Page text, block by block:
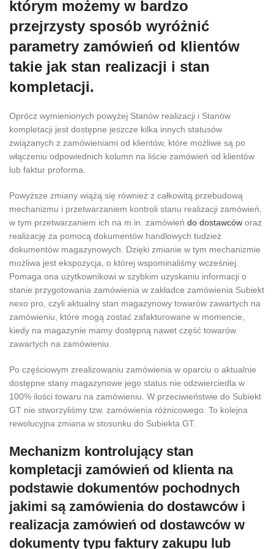
którym możemy w bardzo
przejrzysty sposób wyróżnić
parametry zamówień od klientów
takie jak stan realizacji i stan
kompletacji.
Oprócz wymienionych powyżej Stanów realizacji i Stanów
kompletacji jest dostępne jeszcze kilka innych statusów
związanych z zamówieniami od klientów, które możliwe są po
włączeniu odpowiednich kolumn na liście zamówień od klientów
lub faktur proforma.
Powyższe zmiany wiążą się również z całkowitą przebudową
mechanizmu i przetwarzaniem kontroli stanu realizacji zamówień,
w tym przetwarzaniem ich na m.in. zamówień do dostawców oraz
realizację za pomocą dokumentów handlowych tudzież
dokumentów magazynowych. Dzięki zmianie w tym mechanizmie
możliwa jest ekspozycja, o której wspominaliśmy wcześniej.
Pomaga ona użytkownikowi w szybkim uzyskaniu informacji o
stanie przygotowania zamówienia w zakładce zamówienia Subiekt
nexo pro, czyli aktualny stan magazynowy towarów zawartych na
zamówieniu, które mogą zostać zafakturowane w momencie,
kiedy na magazynie mamy dostępną nawet część towarów
zawartych na zamówieniu.
Po częściowym zrealizowaniu zamówienia w oparciu o aktualnie
dostępne stany magazynowe jego status nie odzwierciedla w
100% ilości towaru na zamówieniu. W przeciwieństwie do Subiekt
GT nie stworzyliśmy tzw. zamówienia różnicowego. To kolejna
rewolucyjna zmiana w stosunku do Subiekta GT.
Mechanizm kontrolujący stan
kompletacji zamówień od klienta na
podstawie dokumentów pochodnych
jakimi są zamówienia do dostawców i
realizacja zamówień od dostawców w
dokumenty typu faktury zakupu lub